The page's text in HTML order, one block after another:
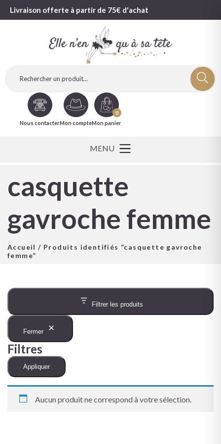
Livraison offerte à partir de 75€ d'achat
Nous contacterMon compte
0
Mon panier
casquette
gavroche femme
Accueil / Produits identifiés “casquette gavroche
femme”
Aucun produit ne correspond à votre sélection.
Filtrer les produits
Fermer
Filtres
Appliquer